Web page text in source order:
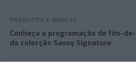
PRODUTOS E MARCAS
Conheça a programação de fim-
da colecção Savoy Signature